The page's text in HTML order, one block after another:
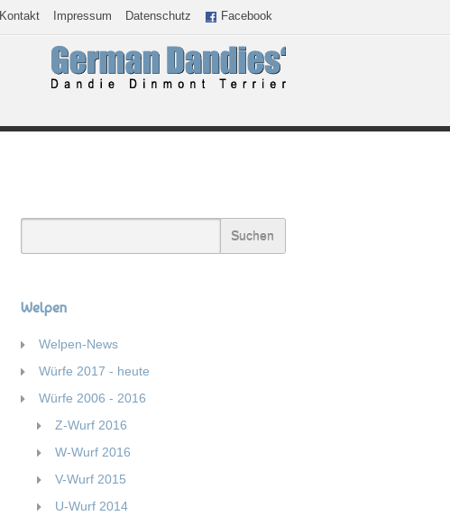
Kontakt Impressum Datenschutz Facebook
Welpen
Welpen-News
Würfe 2017 - heute
Würfe 2006 - 2016
Z-Wurf 2016
W-Wurf 2016
V-Wurf 2015
U-Wurf 2014